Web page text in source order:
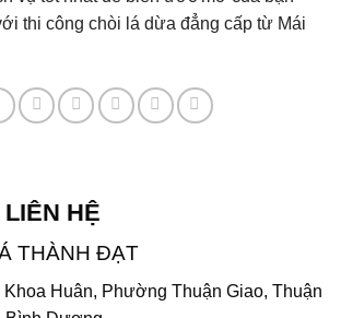
thi công chòi lá dừa đẳng cấp từ Mái
HỆ
THÀNH ĐẠT
Khoa Huân, Phường Thuận Giao, Thuận